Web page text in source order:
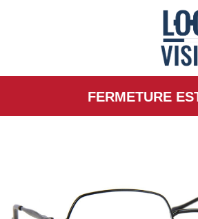
FERMETURE